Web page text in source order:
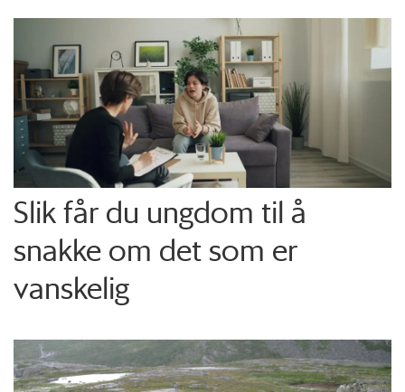
Slik får du ungdom til å
snakke om det som er
vanskelig